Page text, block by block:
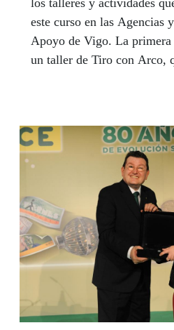
los talleres y actividades
este curso en las Agencias
Apoyo de Vigo. La primera
un taller de Tiro con Arco,
colectivo y que nos llevará
toda la geografía gallega.